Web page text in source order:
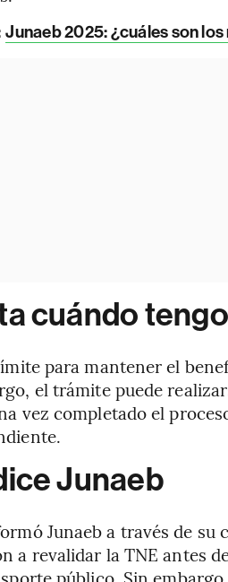
Junaeb 2025: ¿cuáles son
cuándo
para mantener el
el trámite puede
vez completado el
Junaeb
Junaeb a través de
a revalidar la TNE antes